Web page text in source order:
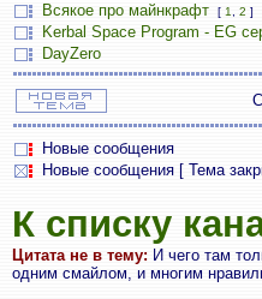
Всякое про майнкрафт
[ 1 2 ]
Kerbal Space Program - EG
DayZero
Новые сообщения
Новые сообщения [ Тема
К списку
Цитата не в тему: И чего там
одним смайлом, и многим